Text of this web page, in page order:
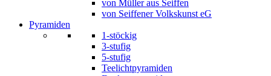
von Müller aus Seiffen
von Seiffener Volkskunst eG
Pyramiden
1-stöckig
3-stufig
5-stufig
Teelichtpyramiden